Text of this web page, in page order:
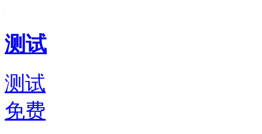
测试
测试
免费